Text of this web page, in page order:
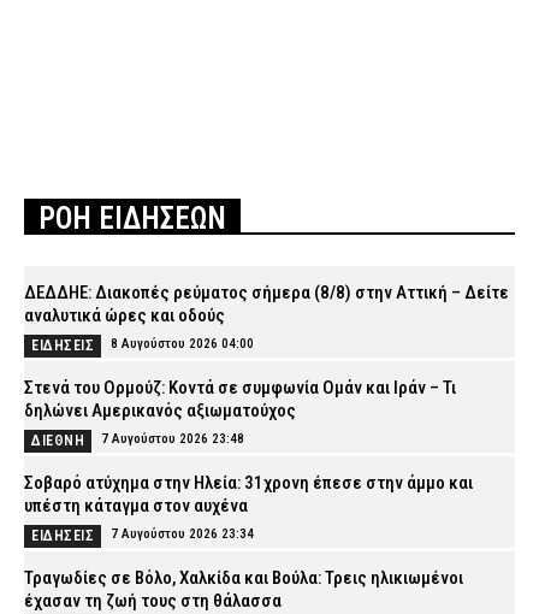
ΡΟΗ ΕΙΔΗΣΕΩΝ
ΔΕΔΔΗΕ: Διακοπές ρεύματος σήμερα (8/8) στην Αττική – Δείτε
αναλυτικά ώρες και οδούς
ΕΙΔΗΣΕΙΣ 8 Αυγούστου 2026 04:00
Στενά του Ορμούζ: Κοντά σε συμφωνία Ομάν και Ιράν – Τι
δηλώνει Αμερικανός αξιωματούχος
ΔΙΕΘΝΗ 7 Αυγούστου 2026 23:48
Σοβαρό ατύχημα στην Ηλεία: 31χρονη έπεσε στην άμμο και
υπέστη κάταγμα στον αυχένα
ΕΙΔΗΣΕΙΣ 7 Αυγούστου 2026 23:34
Τραγωδίες σε Βόλο, Χαλκίδα και Βούλα: Τρεις ηλικιωμένοι
έχασαν τη ζωή τους στη θάλασσα